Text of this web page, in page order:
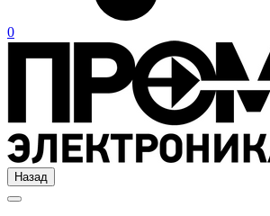
0
Назад